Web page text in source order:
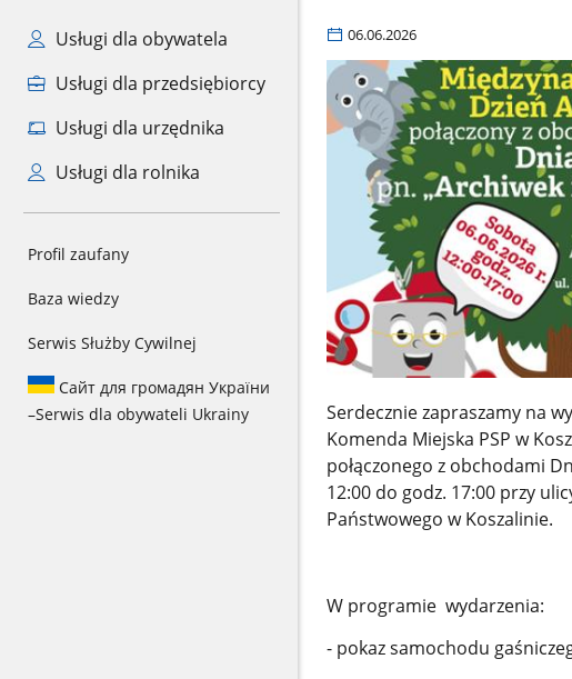
Usługi dla obywatela
Usługi dla przedsiębiorcy
Usługi dla urzędnika
Usługi dla rolnika
Profil zaufany
Baza wiedzy
Serwis Służby Cywilnej
Сайт для громадян України
–Serwis dla obywateli Ukrainy
06.06.2026
Serdecznie zapraszamy na
Komenda Miejska PSP w
połączonego z obchodami
12:00 do godz. 17:00 przy
Państwowego w Koszalinie.
W programie wydarzenia:
- pokaz samochodu